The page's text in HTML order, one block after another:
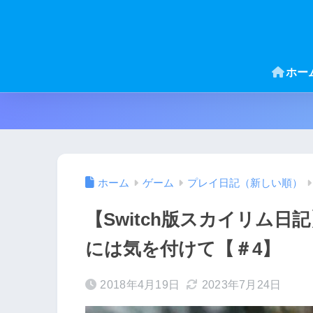
ホー
ホーム ゲーム プレイ日記（新しい順）
【Switch版スカイリム日
には気を付けて【＃4】
2018年4月19日 2023年7月24日